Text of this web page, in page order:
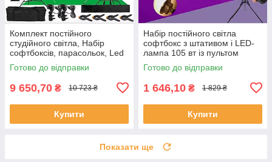
Комплект постійного
студійного світла, Набір
софтбоксів, парасольок, Led
ламп, ворота для фонів,
фони в комплекті
Готово до відправки
9 650,70 ₴ 10 723 ₴
Купити
Набір постійного світла
софтбокс з штативом і LED-
лампа 105 вт із пультом
Готово до відправки
1 646,10 ₴ 1 829 ₴
Купити
Показати ще